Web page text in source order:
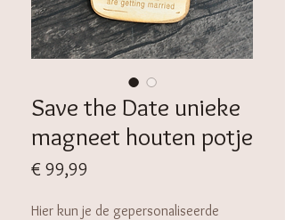
Save the Date unieke
magneet houten potje
€ 99,99
Hier kun je de gepersonaliseerde